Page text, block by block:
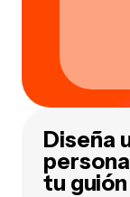
Diseña
tu guión